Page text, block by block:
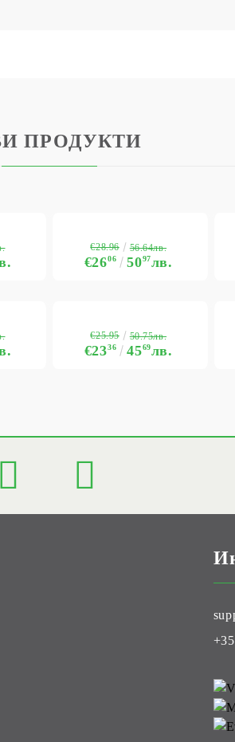
ПРОДУКТИ
€2606 5097лв.
€28.96 56.64лв.
€2336 4569лв.
€25.95 50.75лв.